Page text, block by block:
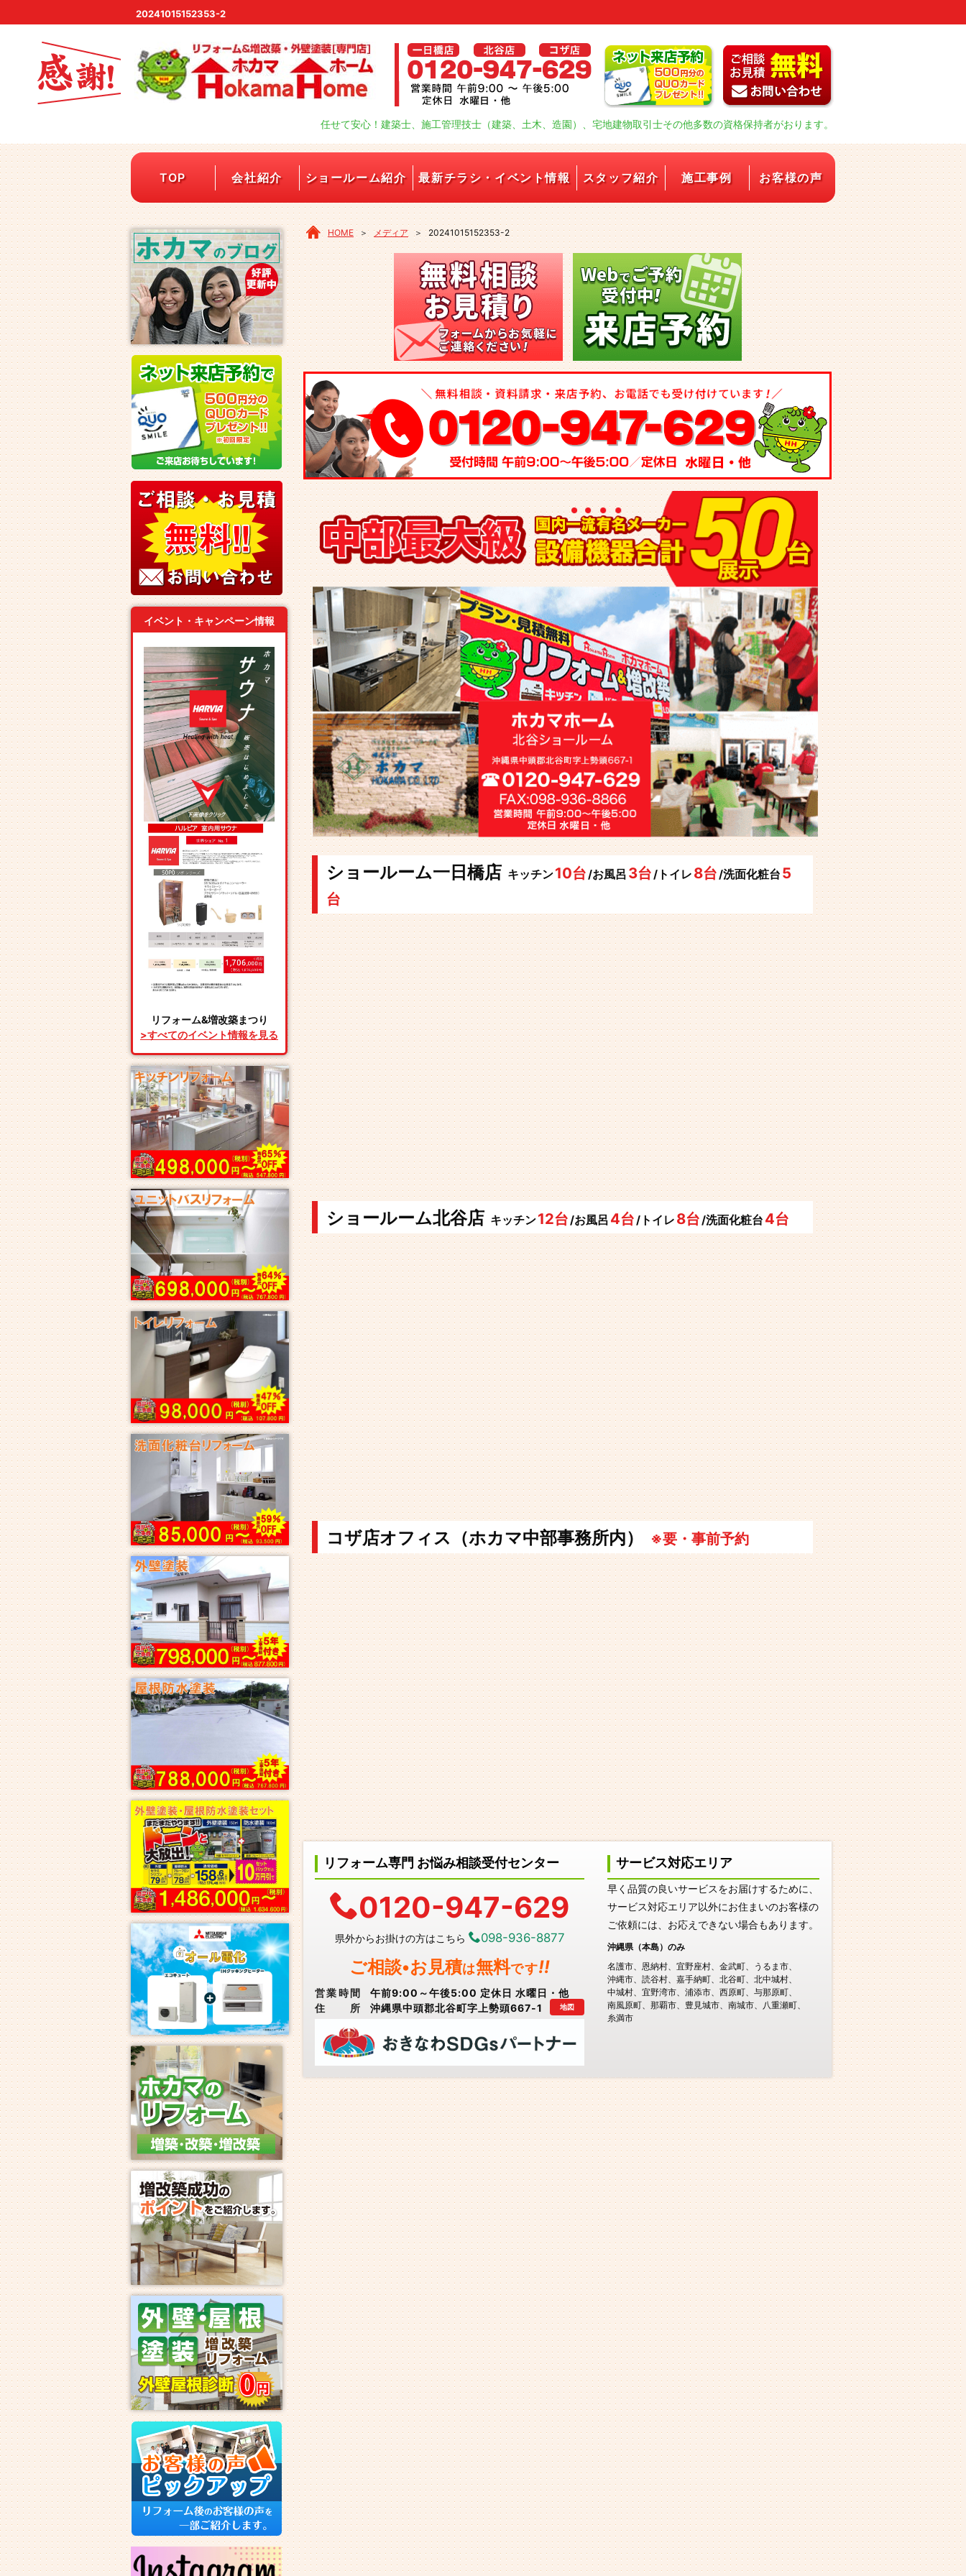
20241015152353-2
任せて安心！建築士、施工管理技士（建築、土木、造園）、宅地建物取引士その他多数の資格保持者がおります。
TOP 会社紹介 ショールーム紹介 最新チラシ・イベント情報 スタッフ紹介 施工事例 お客様の声
HOME ＞ メディア ＞ 20241015152353-2
ショールーム一日橋店 キッチン10台/お風呂 3台/トイレ 8台/洗面化粧台 5
台
ショールーム北谷店 キッチン12台/お風呂 4台/トイレ 8台/洗面化粧台 4台
コザ店オフィス（ホカマ中部事務所内） ※要・事前予約
リフォーム専門 お悩み相談受付センター
0120-947-629
県外からお掛けの方はこちら 098-936-8877
ご相談•お見積は無料です!!
営業時間
午前9:00～午後5:00 定休日 水曜日・他
住所
沖縄県中頭郡北谷町字上勢頭667-1 地図
サービス対応エリア
早く品質の良いサービスをお届けするために、
サービス対応エリア以外にお住まいのお客様の
ご依頼には、お応えできない場合もあります。
沖縄県（本島）のみ
名護市
恩納村 宜野座村 金武町
うるま市
沖縄市
読谷村 嘉手納町 北谷町
北中城村
中城村
宜野湾市 浦添市 西原町
与那原町
南風原町
那覇市 豊見城市 南城市
八重瀬町
糸満市
イベント・キャンペーン情報
リフォーム&増改築まつり
>すべてのイベント情報を見る